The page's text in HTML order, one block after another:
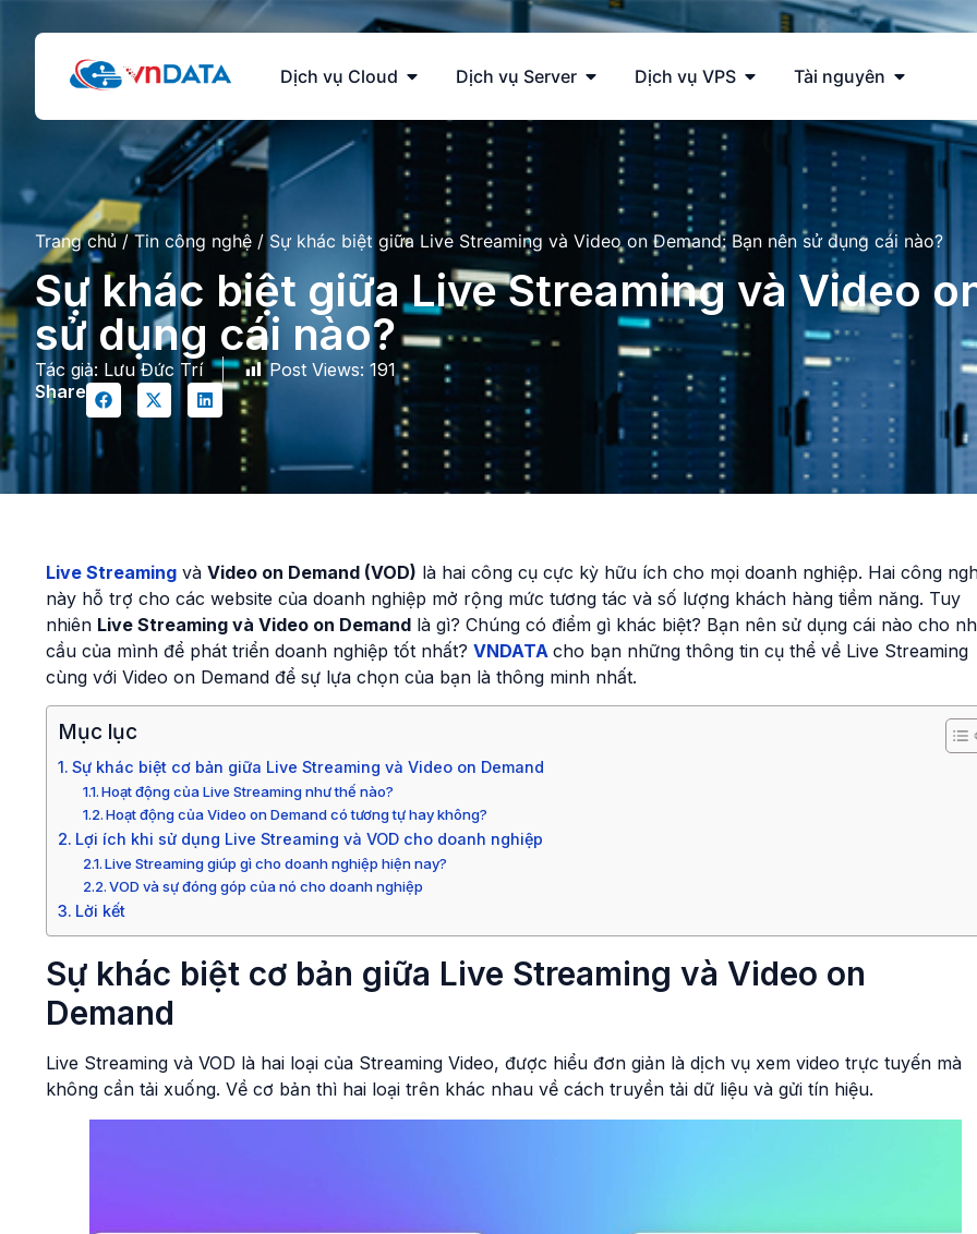
Dịch vụ Cloud Dịch vụ Server Dịch vụ VPS Tài nguyên
Trang chủ /Tin công nghệ / Sự khác biệt giữa Live Streaming và Video on Demand: Bạn nên sử dụng cái nào?
Sự khác biệt giữa Live Streaming và Video
sử dụng cái nào?
Tác giả: Lưu Đức Trí Post Views: 191
Share
Live Streaming và Video on Demand (VOD) là hai công cụ cực kỳ hữu ích cho mọi doanh nghiệp. Hai công
này hỗ trợ cho các website của doanh nghiệp mở rộng mức tương tác và số lượng khách hàng tiềm năng. Tuy
nhiên Live Streaming và Video on Demand là gì? Chúng có điểm gì khác biệt? Bạn nên sử dụng cái nào cho
cầu của mình để phát triển doanh nghiệp tốt nhất? VNDATA cho bạn những thông tin cụ thể về Live Streaming
cùng với Video on Demand để sự lựa chọn của bạn là thông minh nhất.
Mục lục
Sự khác biệt cơ bản giữa Live Streaming và Video on Demand
Hoạt động của Live Streaming như thế nào?
Hoạt động của Video on Demand có tương tự hay không?
Lợi ích khi sử dụng Live Streaming và VOD cho doanh nghiệp
Live Streaming giúp gì cho doanh nghiệp hiện nay?
VOD và sự đóng góp của nó cho doanh nghiệp
Lời kết
Sự khác biệt cơ bản giữa Live Streaming và Video on
Demand
Live Streaming và VOD là hai loại của Streaming Video, được hiểu đơn giản là dịch vụ xem video trực tuyến mà
không cần tải xuống. Về cơ bản thì hai loại trên khác nhau về cách truyền tải dữ liệu và gửi tín hiệu.